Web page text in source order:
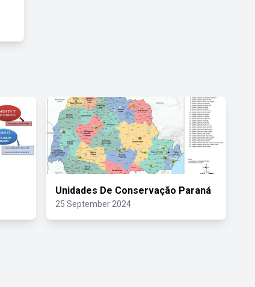
Unidades De Conservação Paraná
25 September 2024